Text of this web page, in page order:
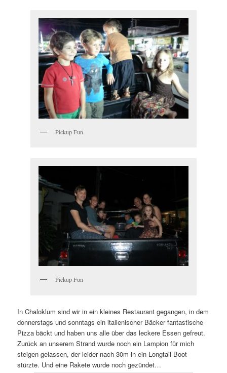
Pickup Fun
Pickup Fun
In Chaloklum sind wir in ein kleines Restaurant gegangen, in dem
donnerstags und sonntags ein italienischer Bäcker fantastische
Pizza bäckt und haben uns alle über das leckere Essen gefreut.
Zurück an unserem Strand wurde noch ein Lampion für mich
steigen gelassen, der leider nach 30m in ein Longtail-Boot
stürzte. Und eine Rakete wurde noch gezündet…